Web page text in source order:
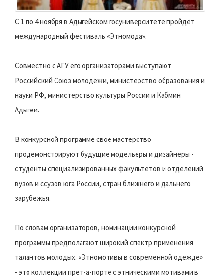
С 1 по 4 ноября в Адыгейском госуниверситете пройдёт
международный фестиваль «Этномода».
Совместно с АГУ его организаторами выступают
Российский Союз молодёжи, министерство образования и
науки РФ, министерство культуры России и Кабмин
Адыгеи.
В конкурсной программе своё мастерство
продемонстрируют будущие модельеры и дизайнеры -
студенты специализированных факультетов и отделений
вузов и ссузов юга России, стран ближнего и дальнего
зарубежья.
По словам организаторов, номинации конкурсной
программы предполагают широкий спектр применения
талантов молодых. «Этномотивы в современной одежде»
- это коллекции прет-а-порте с этническими мотивами в